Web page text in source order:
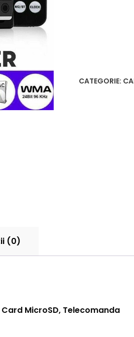
CATEGORIE:
(0)
MicroSD, Telecomanda